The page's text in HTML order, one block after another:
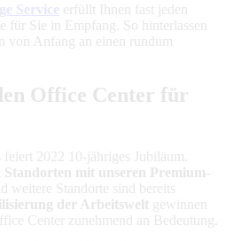
Service erfüllt Ihnen fast jeden
für Sie in Empfang. So hinterlassen
von Anfang an einen rundum
Office Center für
2022 10-jähriges Jubiläum.
Standorten mit unseren Premium-
weitere Standorte sind bereits
der Arbeitswelt gewinnen
Center zunehmend an Bedeutung.